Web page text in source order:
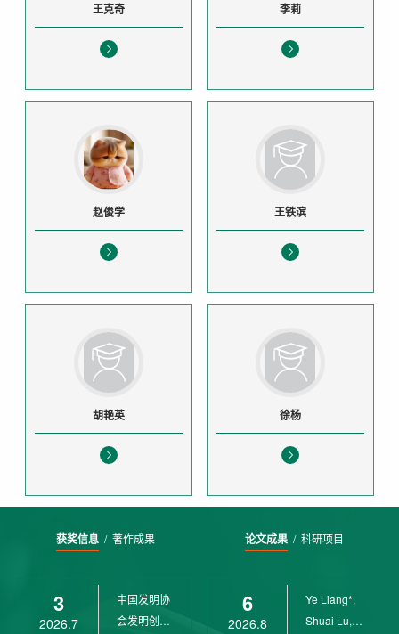
王克奇 李莉
赵俊学 王铁滨
胡艳英 徐杨
获奖信息/ 著作成果
3
2026.7
中国发明协
会发明创业
论文成果/ 科研项目
6
2026.8
Ye Liang*,
Shuai Lu,